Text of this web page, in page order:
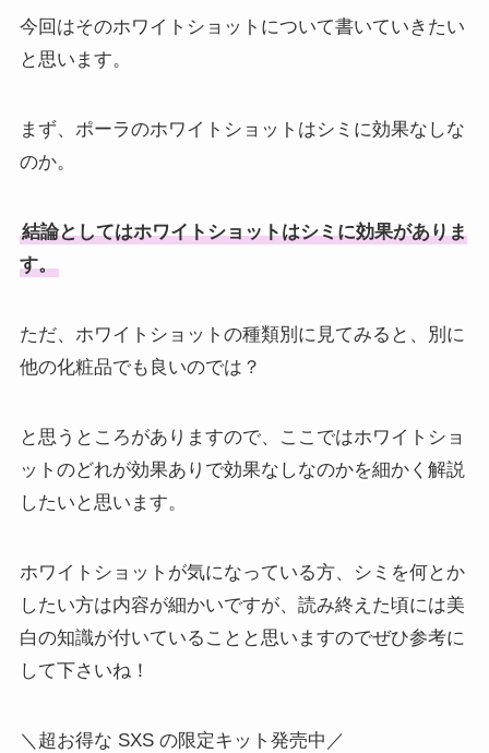
今回はそのホワイトショットについて書いていきたい
と思います。
まず、ポーラのホワイトショットはシミに効果なしな
のか。
結論としてはホワイトショットはシミに効果がありま
す。
ただ、ホワイトショットの種類別に見てみると、別に
他の化粧品でも良いのでは？
と思うところがありますので、ここではホワイトショ
ットのどれが効果ありで効果なしなのかを細かく解説
したいと思います。
ホワイトショットが気になっている方、シミを何とか
したい方は内容が細かいですが、読み終えた頃には美
白の知識が付いていることと思いますのでぜひ参考に
して下さいね！
＼超お得な SXS の限定キット発売中／